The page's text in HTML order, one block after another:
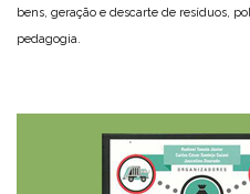
bens, geração e descarte de resíduos,
pedagogia.